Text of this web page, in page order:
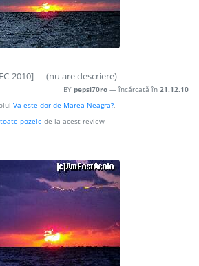
2010] --- (nu are descriere)
BY pepsi70ro — încărcată în 21.12.10
Va este dor de Marea Neagra?,
toate pozele de la acest review